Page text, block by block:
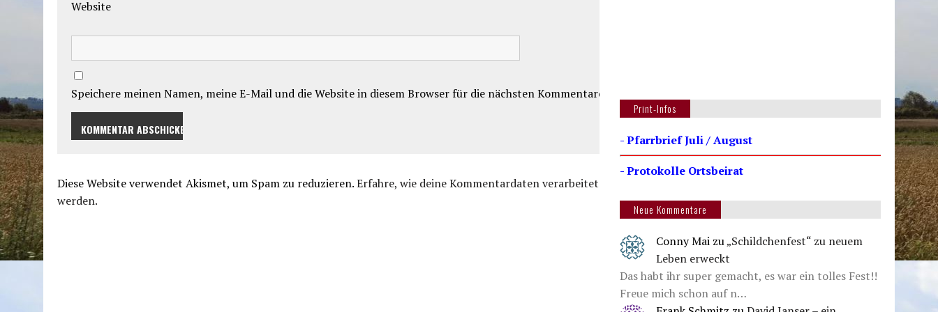
Website
Speichere meinen Namen, meine E-Mail und die Website in diesem Browser für die nächsten Kommentare.
Diese Website verwendet Akismet, um Spam zu reduzieren.Erfahre, wie deine Kommentardaten verarbeitet
werden.
Print-Infos
- Pfarrbrief Juli / August
- Protokolle Ortsbeirat
Neue Kommentare
Conny Mai zu„Schildchenfest“ zu neuem
Leben erweckt
Das habt ihr super gemacht, es war ein tolles Fest!!
Freue mich schon auf n…